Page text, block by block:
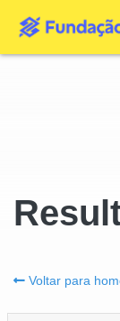
Voltar para